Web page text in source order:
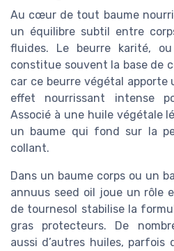
Au cœur de tout baume
un équilibre subtil entre
fluides. Le beurre karité, ou
constitue souvent la base de
car ce beurre végétal
effet nourrissant intense
Associé à une huile végétale
un baume qui fond sur la
collant.
Dans un baume corps ou un
annuus seed oil joue un rôle
de tournesol stabilise la
gras protecteurs. De
aussi d’autres huiles, parfois